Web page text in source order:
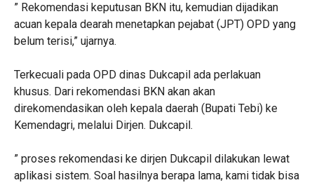
” Rekomendasi keputusan BKN itu, kemudian dijadikan
acuan kepala dearah menetapkan pejabat (JPT) OPD yang
belum terisi,” ujarnya.
Terkecuali pada OPD dinas Dukcapil ada perlakuan
khusus. Dari rekomendasi BKN akan akan
direkomendasikan oleh kepala daerah (Bupati Tebi) ke
Kemendagri, melalui Dirjen. Dukcapil.
” proses rekomendasi ke dirjen Dukcapil dilakukan lewat
aplikasi sistem. Soal hasilnya berapa lama, kami tidak bisa